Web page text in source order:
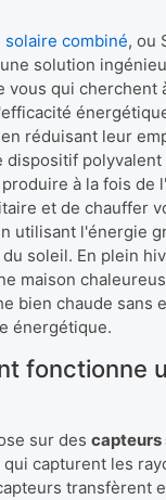
solaire combiné, ou
solution
vous qui cherchent
réduisant leur
dispositif polyvalent
à la fois de
et de chauffer
utilisant l'énergie
soleil. En plein
maison
bien chaude sans
énergétique.
fonctionne
sur des capteurs
qui capturent les
transfèrent